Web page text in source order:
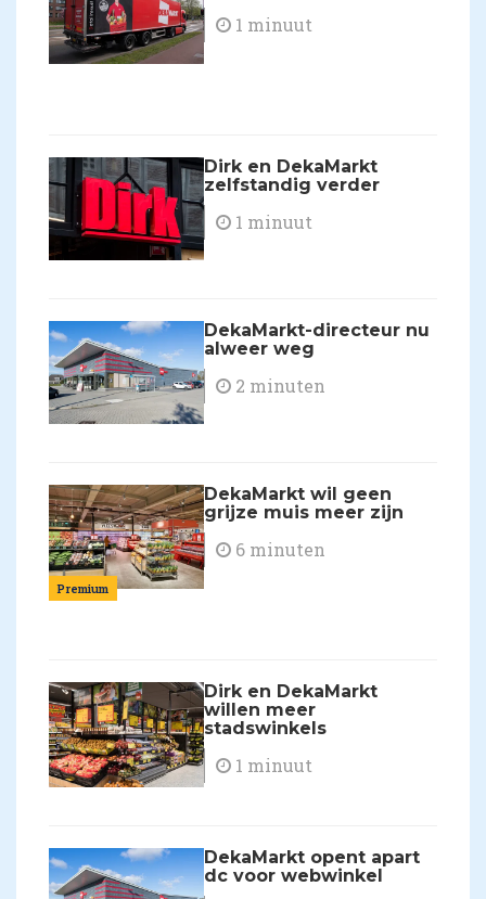
1 minuut
Dirk en DekaMarkt
zelfstandig verder
1 minuut
DekaMarkt-directeur nu
alweer weg
2 minuten
Premium
DekaMarkt wil geen
grijze muis meer zijn
6 minuten
Dirk en DekaMarkt
willen meer
stadswinkels
1 minuut
DekaMarkt opent apart
dc voor webwinkel